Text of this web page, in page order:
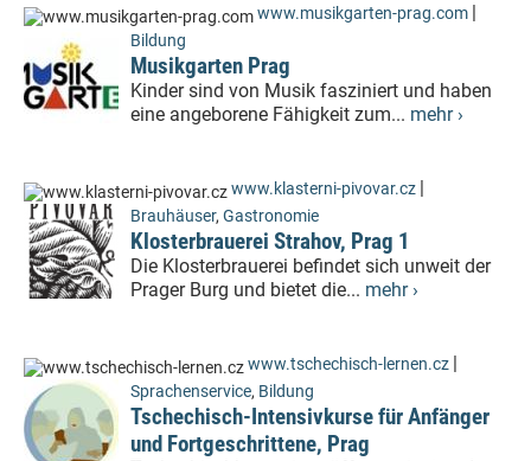
www.musikgarten-prag.com |
Bildung
Musikgarten Prag
Kinder sind von Musik fasziniert und haben
eine angeborene Fähigkeit zum... mehr ›
www.klasterni-pivovar.cz |
Brauhäuser, Gastronomie
Klosterbrauerei Strahov, Prag 1
Die Klosterbrauerei befindet sich unweit der
Prager Burg und bietet die... mehr ›
www.tschechisch-lernen.cz |
Sprachenservice, Bildung
Tschechisch-Intensivkurse für Anfänger
und Fortgeschrittene, Prag